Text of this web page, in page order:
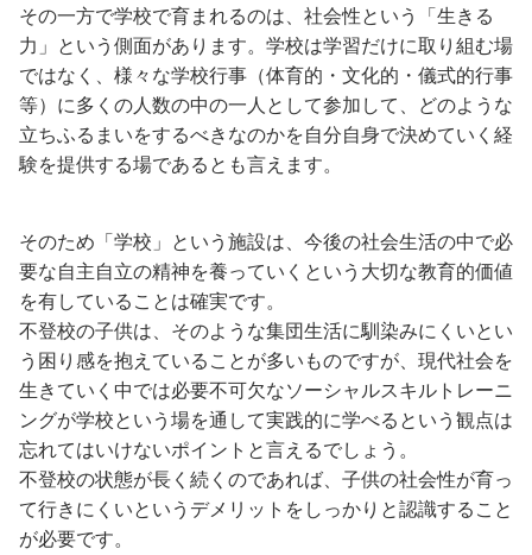
その一方で学校で育まれるのは、社会性という「生きる
力」という側面があります。学校は学習だけに取り組む場
ではなく、様々な学校行事（体育的・文化的・儀式的行事
等）に多くの人数の中の一人として参加して、どのような
立ちふるまいをするべきなのかを自分自身で決めていく経
験を提供する場であるとも言えます。
そのため「学校」という施設は、今後の社会生活の中で必
要な自主自立の精神を養っていくという大切な教育的価値
を有していることは確実です。
不登校の子供は、そのような集団生活に馴染みにくいとい
う困り感を抱えていることが多いものですが、現代社会を
生きていく中では必要不可欠なソーシャルスキルトレーニ
ングが学校という場を通して実践的に学べるという観点は
忘れてはいけないポイントと言えるでしょう。
不登校の状態が長く続くのであれば、子供の社会性が育っ
て行きにくいというデメリットをしっかりと認識すること
が必要です。